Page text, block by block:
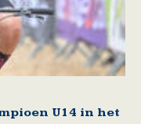
U14 in het